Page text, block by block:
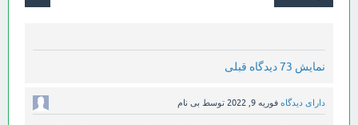
نمایش 73 دیدگاه قبلی
دارای دیدگاه فوریه 9, 2022 توسط بی نام